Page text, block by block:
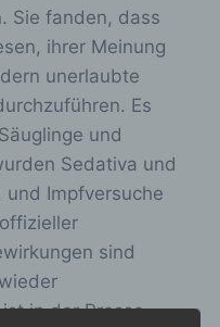
Sie fanden, dass
ihrer Meinung
unerlaubte
Es
und
Sedativa und
und Impfversuche
sind
in der Presse